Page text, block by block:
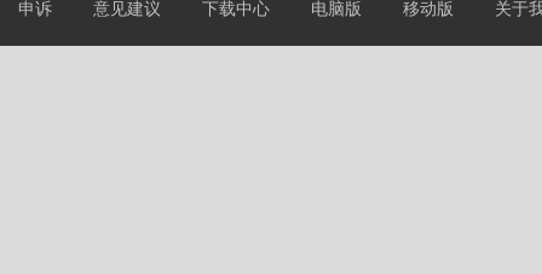
申诉 意见建议 下载中心 电脑版 移动版 关于